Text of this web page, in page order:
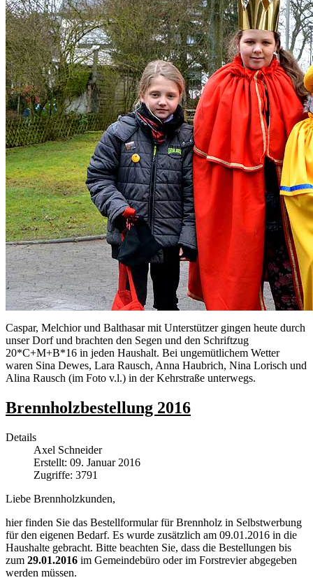
Caspar, Melchior und Balthasar mit Unterstützer gingen heute durch
unser Dorf und brachten den Segen und den Schriftzug
20*C+M+B*16 in jeden Haushalt. Bei ungemütlichem Wetter
waren Sina Dewes, Lara Rausch, Anna Haubrich, Nina Lorisch und
Alina Rausch (im Foto v.l.) in der Kehrstraße unterwegs.
Brennholzbestellung 2016
Details
Axel Schneider
Erstellt: 09. Januar 2016
Zugriffe: 3791
Liebe Brennholzkunden,
hier finden Sie das Bestellformular für Brennholz in Selbstwerbung
für den eigenen Bedarf. Es wurde zusätzlich am 09.01.2016 in die
Haushalte gebracht. Bitte beachten Sie, dass die Bestellungen bis
zum 29.01.2016 im Gemeindebüro oder im Forstrevier abgegeben
werden müssen.